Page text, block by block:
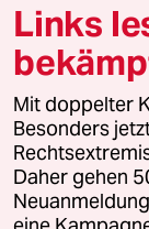
Berlin
Nord
Wahrheit
Links
Mit doppelter
Besonders
Daher gehen